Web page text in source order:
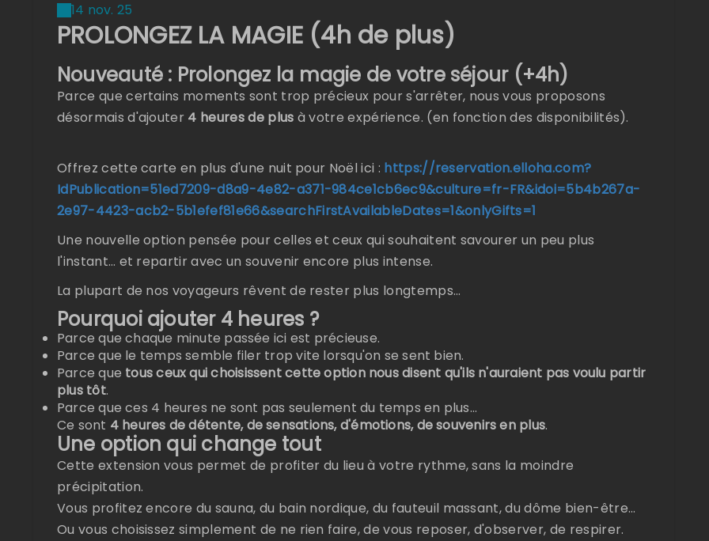
14 nov. 25
PROLONGEZ LA MAGIE (4h de plus)
Nouveauté : Prolongez la magie de votre séjour (+4h)
Parce que certains moments sont trop précieux pour s'arrêter, nous vous proposons
désormais d'ajouter 4 heures de plus à votre expérience. (en fonction des disponibilités).
Offrez cette carte en plus d'une nuit pour Noël ici : https://reservation.elloha.com?
IdPublication=51ed7209-d8a9-4e82-a371-984ce1cb6ec9&culture=fr-FR&idoi=5b4b267a-
2e97-4423-acb2-5b1efef81e66&searchFirstAvailableDates=1&onlyGifts=1
Une nouvelle option pensée pour celles et ceux qui souhaitent savourer un peu plus
l'instant… et repartir avec un souvenir encore plus intense.
La plupart de nos voyageurs rêvent de rester plus longtemps…
Pourquoi ajouter 4 heures ?
Parce que chaque minute passée ici est précieuse.
Parce que le temps semble filer trop vite lorsqu'on se sent bien.
Parce que tous ceux qui choisissent cette option nous disent qu'ils n'auraient pas voulu partir
plus tôt.
Parce que ces 4 heures ne sont pas seulement du temps en plus…
Ce sont 4 heures de détente, de sensations, d'émotions, de souvenirs en plus.
Une option qui change tout
Cette extension vous permet de profiter du lieu à votre rythme, sans la moindre
précipitation.
Vous profitez encore du sauna, du bain nordique, du fauteuil massant, du dôme bien-être…
Ou vous choisissez simplement de ne rien faire, de vous reposer, d'observer, de respirer.